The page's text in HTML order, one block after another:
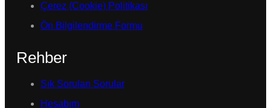
Çerez (Cookie) Politikası
Ön Bilgilendirme Formu
Rehber
Sık Sorulan Sorular
Hesabım